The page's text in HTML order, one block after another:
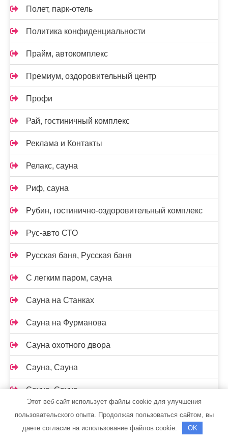
Полет, парк-отель
Политика конфиденциальности
Прайм, автокомплекс
Премиум, оздоровительный центр
Профи
Рай, гостиничный комплекс
Реклама и Контакты
Релакс, сауна
Риф, сауна
Рубин, гостинично-оздоровительный комплекс
Рус-авто СТО
Русская баня, Русская баня
С легким паром, сауна
Сауна на Станках
Сауна на Фурманова
Сауна охотного двора
Сауна, Сауна
Сауна, Сауна
Сауны Питера, На Доблести
Сельмашевские бани, банный комплекс
Этот веб-сайт использует файлы cookie для улучшения
пользовательского опыта. Продолжая пользоваться сайтом, вы
даете согласие на использование файлов cookie.
OK